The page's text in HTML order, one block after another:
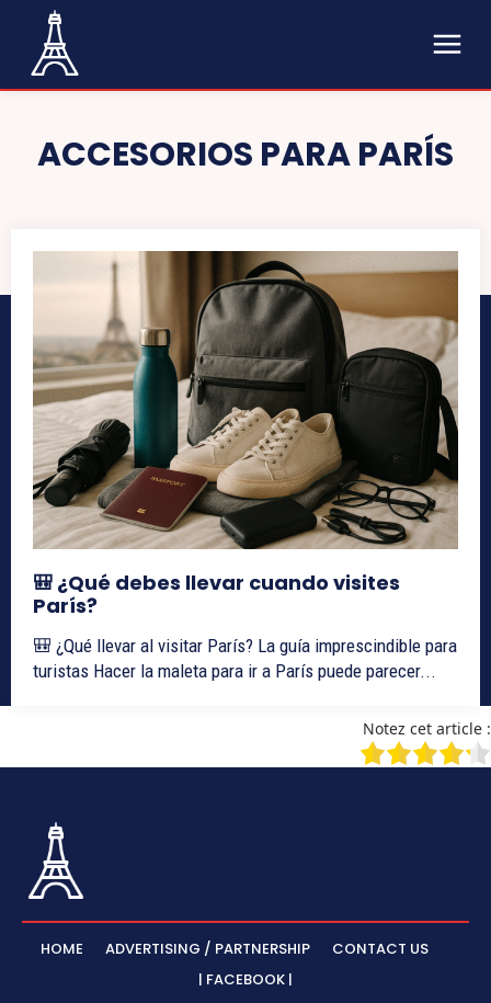
ACCESORIOS PARA PARÍS
🎒 ¿Qué debes llevar cuando visites
París?
🎒 ¿Qué llevar al visitar París? La guía imprescindible para
turistas Hacer la maleta para ir a París puede parecer...
Notez cet article :
HOME ADVERTISING / PARTNERSHIP
CONTACT US
| FACEBOOK |